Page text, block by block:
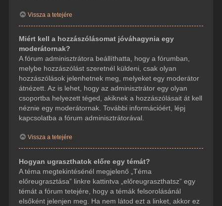
Vissza a tetejére
Miért kell a hozzászólásomat jóváhagynia egy
moderátornak?
A fórum adminisztrátora beállíthatta, hogy a fórumban,
melybe hozzászólást szeretnél küldeni, csak olyan
hozzászólások jelenhetnek meg, melyeket egy moderátor
átnézett. Az is lehet, hogy az adminisztrátor egy olyan
csoportba helyezett téged, akiknek a hozzászólásait át kell
néznie egy moderátornak. További információért, lépj
kapcsolatba a fórum adminisztrátorával.
Vissza a tetejére
Hogyan ugraszthatok előre egy témát?
A téma megtekintésénél megjelenő „Téma
előreugrasztása” linkre kattintva „előreugraszthatsz” egy
témát a fórum tetejére, hogy a témák felsorolásánál
elsőként jelenjen meg. Ha nem látod ezt a linket, akkor ez